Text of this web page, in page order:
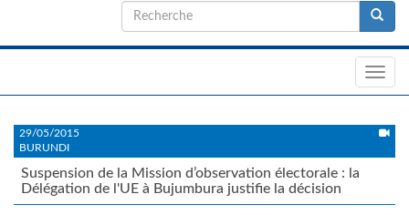
Formulaire
de
29/05/2015
BURUNDI
Suspension de la Mission d’observation électorale : la
Délégation de l'UE à Bujumbura justifie la décision